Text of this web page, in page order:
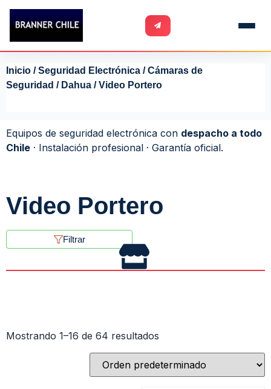
Inicio /Seguridad Electrónica /Cámaras de
Seguridad / Dahua / Video Portero
Equipos de seguridad electrónica con despacho a todo
Chile · Instalación profesional · Garantía oficial.
Video Portero
Filtrar
Mostrando 1–16 de 64 resultados